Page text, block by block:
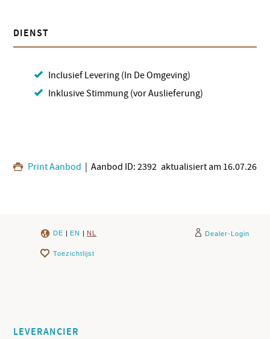
DIENST
Inclusief Levering (In De Omgeving)
Inklusive Stimmung (vor Auslieferung)
Print Aanbod | Aanbod ID: 2392 aktualisiert am 16.07.26
DE | EN | NL Dealer-Login
Toezichtlijst
LEVERANCIER